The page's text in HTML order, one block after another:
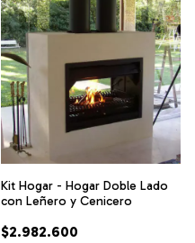
Kit Hogar - Hogar Doble Lado
con Leñero y Cenicero
$2.982.600